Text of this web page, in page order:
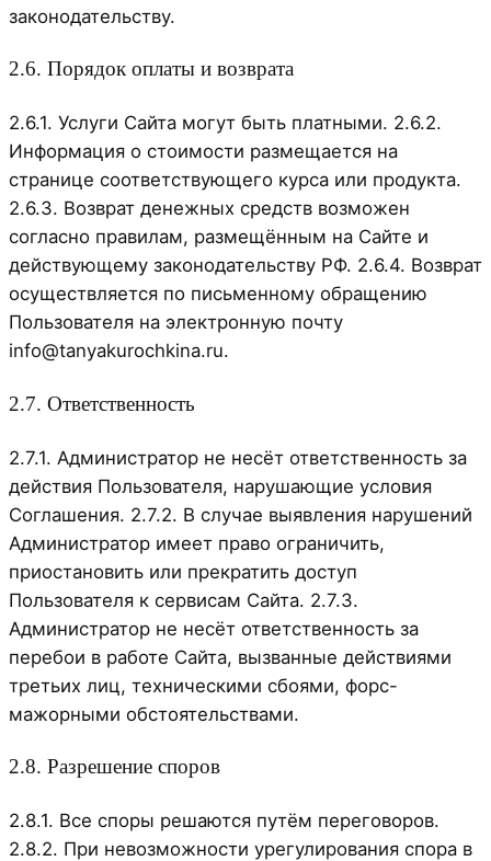
законодательству.
2.6. Порядок оплаты и возврата
2.6.1. Услуги Сайта могут быть платными. 2.6.2.
Информация о стоимости размещается на
странице соответствующего курса или продукта.
2.6.3. Возврат денежных средств возможен
согласно правилам, размещённым на Сайте и
действующему законодательству РФ. 2.6.4. Возврат
осуществляется по письменному обращению
Пользователя на электронную почту
info@tanyakurochkina.ru.
2.7. Ответственность
2.7.1. Администратор не несёт ответственность за
действия Пользователя, нарушающие условия
Соглашения. 2.7.2. В случае выявления нарушений
Администратор имеет право ограничить,
приостановить или прекратить доступ
Пользователя к сервисам Сайта. 2.7.3.
Администратор не несёт ответственность за
перебои в работе Сайта, вызванные действиями
третьих лиц, техническими сбоями, форс-
мажорными обстоятельствами.
2.8. Разрешение споров
2.8.1. Все споры решаются путём переговоров.
2.8.2. При невозможности урегулирования спора в